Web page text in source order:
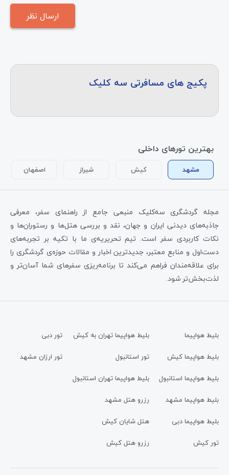
پکیج های مسافرتی سه کلیک
بهترین تورهای داخلی
مشهد کیش شیراز اصفهان
مجله گردشگری سه‌کلیک منبعی جامع از راهنمای سفر، معرفی
جاذبه‌های دیدنی ایران و جهان، نقد و بررسی هتل‌ها و رستوران‌ها و
نکات کاربردی سفر است. تیم تحریریه‌ی ما با تکیه بر تجربه‌های
دست‌اول و منابع معتبر، جدیدترین اخبار و مقالات حوزه‌ی گردشگری را
برای علاقه‌مندان فراهم می‌کند تا برنامه‌ریزی سفرهای شما آسان‌تر و
لذت‌بخش‌تر شود.
بلیط هواپیما
بلیط هواپیما کیش
بلیط هواپیما استانبول
بلیط هواپیما مشهد
بلیط هواپیما دبی
تور کیش
بلیط هواپیما تهران به کیش
تور استانبول
بلیط هواپیما تهران استانبول
رزرو هتل مشهد
هتل شایان کیش
رزرو هتل کیش
تور دبی
تور ارزان مشهد